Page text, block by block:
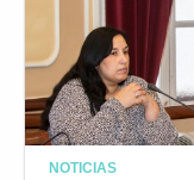
NOTICIAS